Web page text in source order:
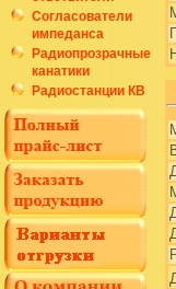
Согласователи
импеданса
Радиопрозрачные
канатики
Радиостанции КВ